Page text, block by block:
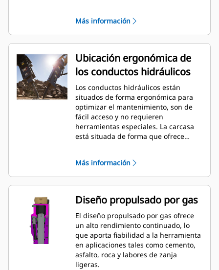
perforación de suelos congelados
para reparación de líneas de
suministro.
Más información
Ubicación ergonómica de
los conductos hidráulicos
Los conductos hidráulicos están
situados de forma ergonómica para
optimizar el mantenimiento, son de
fácil acceso y no requieren
herramientas especiales. La carcasa
está situada de forma que ofrece
permite el acceso con la llave. La
presión de los conductos hidráulicos y
del cabezal trasero puede
comprobarse y cargarse con la
herramienta montada en la máquina,
lo que permite supervisar
rápidamente su estado.
Más información
Diseño propulsado por gas
El diseño propulsado por gas ofrece
un alto rendimiento continuado, lo
que aporta fiabilidad a la herramienta
en aplicaciones tales como cemento,
asfalto, roca y labores de zanja
ligeras.